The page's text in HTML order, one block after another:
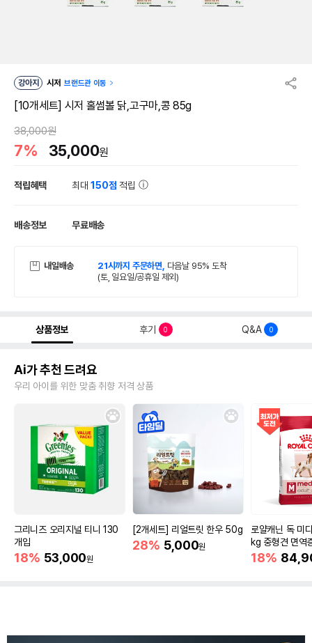
강아지 시저 브랜드관 이동
[10개세트] 시저 홀썸볼 닭,고구마,콩 85g
38,000원
7% 35,000원
적립혜택 최대150점 적립
배송정보 무료배송
내일배송 21시까지 주문하면, 다음날 95% 도착
(토, 일요일/공휴일 제외)
상품정보 후기 0 Q&A 0
Ai가 추천 드려요
우리 아이를 위한 맞춤 취향 저격 상품
그리니즈 오리지널 티니 130
개입
18% 53,000원
[2개세트] 리얼트릿 한우 50g
28% 5,000원
로얄캐닌 독 미
kg 중형견 면역
18%